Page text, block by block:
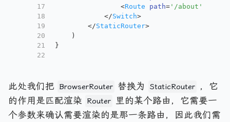
17
18
19
20
21
22
<Route path= '/about'
</Switch>
</StaticRouter>
    )
}
此处我们把 BrowserRouter 替换为 StaticRouter
，它
的作用是匹配渲染
Router
里的某个路由，它需要一
个参数来确认需要渲染的是那一条路由，因此我们需